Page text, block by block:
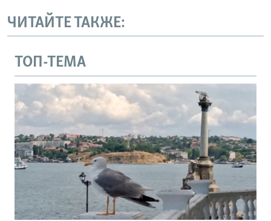
ЧИТАЙТЕ ТАКЖЕ:
ТОП-ТЕМА